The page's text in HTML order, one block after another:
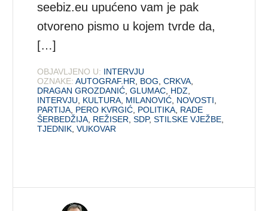
seebiz.eu upućeno vam je pak
otvoreno pismo u kojem tvrde da,
[…]
OBJAVLJENO U: INTERVJU
OZNAKE: AUTOGRAF.HR, BOG,CRKVA,
DRAGAN GROZDANIĆ,GLUMAC, HDZ,
INTERVJU, KULTURA, MILANOVIĆ, NOVOSTI,
PARTIJA, PERO KVRGIĆ, POLITIKA, RADE
ŠERBEDŽIJA, REŽISER,SDP,STILSKE VJEŽBE,
TJEDNIK,VUKOVAR